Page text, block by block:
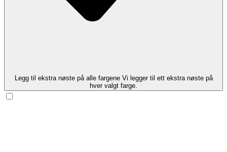
Legg til ekstra nøste på alle fargene Vi legger til ett ekstra nøste på
hver valgt farge.